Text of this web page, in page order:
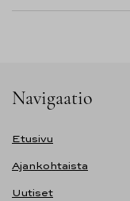
Navigaatio
Etusivu
Ajankohtaista
Uutiset